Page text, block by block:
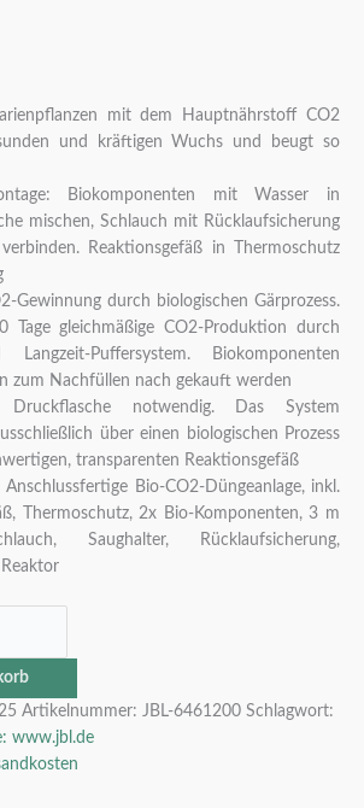
mit dem Hauptnährstoff CO2
und kräftigen Wuchs und beugt so
Biokomponenten mit Wasser in
mischen, Schlauch mit Rücklaufsicherung
Reaktionsgefäß in Thermoschutz
Gewinnung durch biologischen Gärprozess.
Tage gleichmäßige CO2-Produktion durch
Puffersystem. Biokomponenten
zum Nachfüllen nach gekauft werden
notwendig. Das System
über einen biologischen Prozess
transparenten Reaktionsgefäß
Anschlussfertige Bio-CO2-Düngeanlage, inkl.
Thermoschutz, 2x Bio-Komponenten, 3 m
Saughalter, Rücklaufsicherung,
Artikelnummer: JBL-6461200 Schlagwort:
www.jbl.de